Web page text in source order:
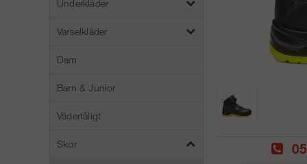
Underkläder
Varselkläder
Dam
Barn & Junior
Vädertåligt
Skor